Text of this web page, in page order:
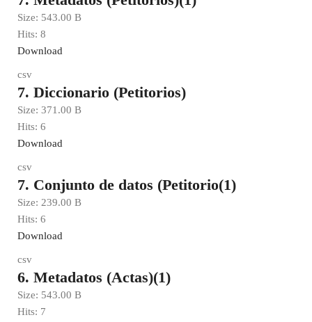
Size: 543.00 B
Hits: 8
Download
csv
7. Diccionario (Petitorios)
Size: 371.00 B
Hits: 6
Download
csv
7. Conjunto de datos (Petitorio(1)
Size: 239.00 B
Hits: 6
Download
csv
6. Metadatos (Actas)(1)
Size: 543.00 B
Hits: 7